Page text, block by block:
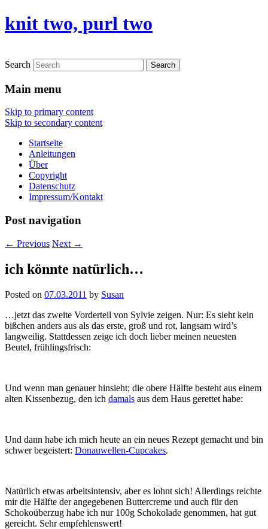
knit two, purl two
Search
Main menu
Skip to primary content
Skip to secondary content
Startseite
Anleitungen
Über
Copyright
Datenschutz
Impressum/Kontakt
Post navigation
← Previous Next →
ich könnte natürlich…
Posted on 07.03.2011 by Susan
…jetzt das zweite Vorderteil von Sylvie zeigen. Nur: Es sieht kein
bißchen anders aus als das erste, groß und rot, langsam wird’s
langweilig. Stattdessen zeige ich doch lieber meinen neuesten
Beutel, frühlingsfrisch:
Und wenn man genauer hinsieht; die obere Hälfte besteht aus einem
alten Kissenbezug, den ich damals aus dem Haus gerettet habe:
Und dann habe ich mich heute an ein neues Rezept gemacht und bin
schwer begeistert: Donauwellen-Cupcakes.
Natürlich etwas arbeitsintensiv, aber es lohnt sich! Allerdings reichte
mir die Hälfte der angegebenen Buttercreme und auch für den
Schokoüberzug habe ich nur 100g Schokolade genommen, hat gut
gereicht. Sehr empfehlenswert!